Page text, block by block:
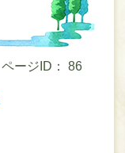
ページID： 86